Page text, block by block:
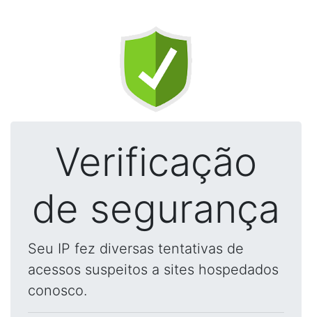
Verificação
de segurança
Seu IP fez diversas tentativas de
acessos suspeitos a sites hospedados
conosco.